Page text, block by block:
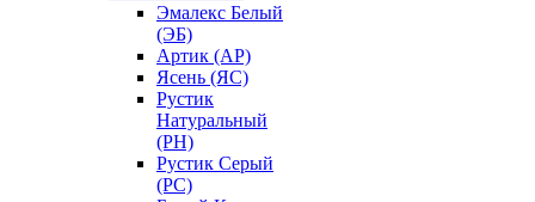
Эмалекс Белый
(ЭБ)
Артик (АР)
Ясень (ЯС)
Рустик
Натуральный
(РН)
Рустик Серый
(РС)